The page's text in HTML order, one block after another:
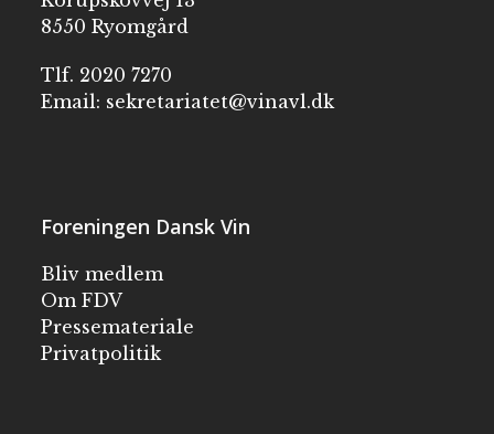
8550 Ryomgård
Tlf. 2020 7270
Email: sekretariatet@vinavl.dk
Foreningen Dansk Vin
Bliv medlem
Om FDV
Pressemateriale
Privatpolitik